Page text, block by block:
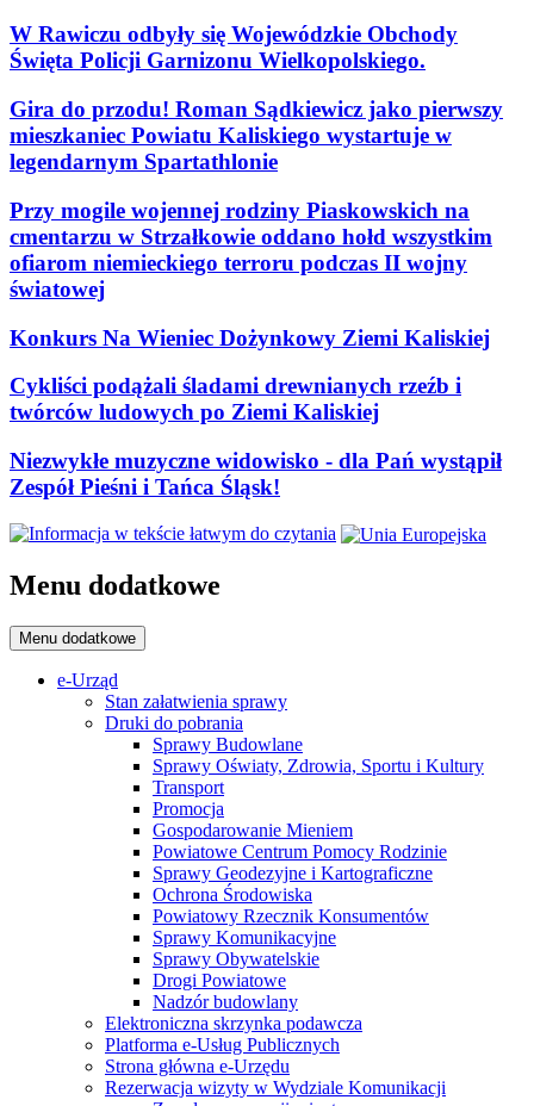
W Rawiczu odbyły się Wojewódzkie Obchody
Święta Policji Garnizonu Wielkopolskiego.
Gira do przodu! Roman Sądkiewicz jako pierwszy
mieszkaniec Powiatu Kaliskiego wystartuje w
legendarnym Spartathlonie
Przy mogile wojennej rodziny Piaskowskich na
cmentarzu w Strzałkowie oddano hołd wszystkim
ofiarom niemieckiego terroru podczas II wojny
światowej
Konkurs Na Wieniec Dożynkowy Ziemi Kaliskiej
Cykliści podążali śladami drewnianych rzeźb i
twórców ludowych po Ziemi Kaliskiej
Niezwykłe muzyczne widowisko - dla Pań wystąpił
Zespół Pieśni i Tańca Śląsk!
Menu dodatkowe
Menu dodatkowe
e-Urząd
Stan załatwienia sprawy
Druki do pobrania
Sprawy Budowlane
Sprawy Oświaty, Zdrowia, Sportu i Kultury
Transport
Promocja
Gospodarowanie Mieniem
Powiatowe Centrum Pomocy Rodzinie
Sprawy Geodezyjne i Kartograficzne
Ochrona Środowiska
Powiatowy Rzecznik Konsumentów
Sprawy Komunikacyjne
Sprawy Obywatelskie
Drogi Powiatowe
Nadzór budowlany
Elektroniczna skrzynka podawcza
Platforma e-Usług Publicznych
Strona główna e-Urzędu
Rezerwacja wizyty w Wydziale Komunikacji